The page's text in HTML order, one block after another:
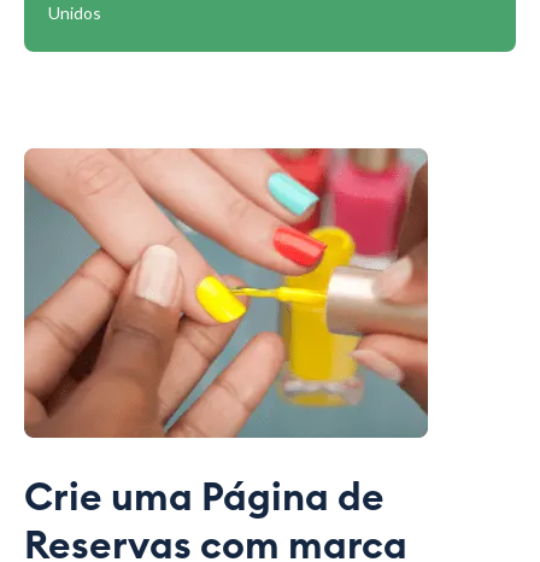
Unidos
Crie uma Página de
Reservas com marca